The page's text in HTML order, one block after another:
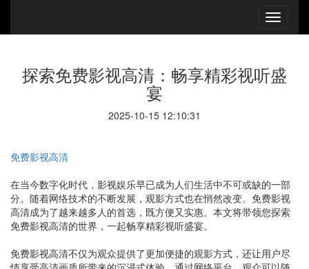
探索免费影视高清：畅享精彩视听盛
宴
2025-10-15 12:10:31
免费影视高清
在当今数字化时代，影视娱乐早已成为人们生活中不可或缺的一部
分。随着网络技术的不断发展，观影方式也在悄然改变。免费影视
高清成为了越来越多人的首选，既方便又实惠。本文将带领您探索
免费影视高清的世界，一起畅享精彩视听盛宴。
免费影视高清不仅为观众提供了更加便捷的观影方式，还让用户尽